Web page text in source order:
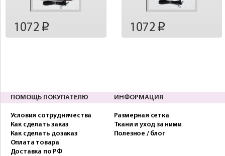
1072 p 1072 p
ПОМОЩЬ ПОКУПАТЕЛЮ
Условия сотрудничества
Как сделать заказ
Как сделать дозаказ
Оплата товара
Доставка по РФ
ИНФОРМАЦИЯ
Размерная сетка
Ткани и уход за ними
Полезное / блог